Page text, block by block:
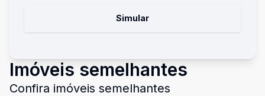
Simular
Imóveis semelhantes
Confira imóveis semelhantes